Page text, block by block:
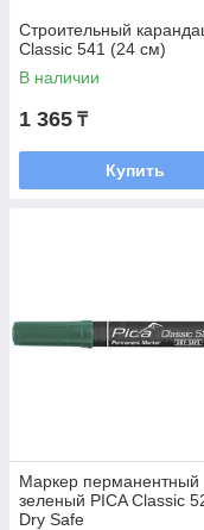
Строительный
Classic 541 (24 см)
В наличии
1 365 ₸
Купить
Маркер перманентный
зеленый PICA Classic
Dry Safe